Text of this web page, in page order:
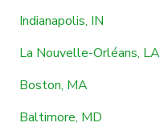
Indianapolis, IN
La Nouvelle-Orléans, LA
Boston, MA
Baltimore, MD